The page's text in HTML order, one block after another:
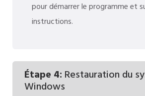
pour démarrer le programme et
instructions.
Étape 4: Restauration du
Windows